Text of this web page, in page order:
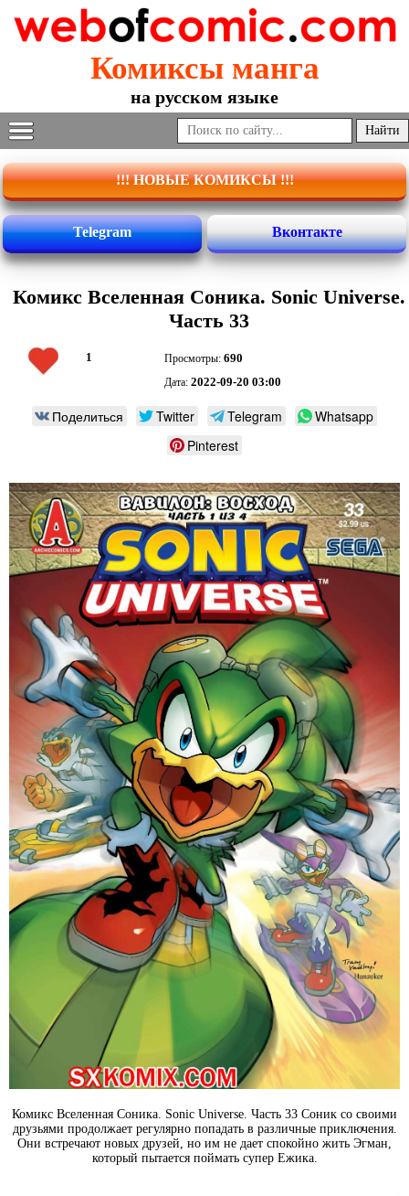
Комиксы манга
на русском языке
!!! НОВЫЕ КОМИКСЫ !!!
Telegram Вконтакте
Комикс Вселенная Соника. Sonic Universe.
Часть 33
1 Просмотры: 690
Дата: 2022-09-20 03:00
Поделиться Twitter Telegram
Whatsapp
Pinterest
Комикс Вселенная Соника. Sonic Universe. Часть 33 Соник со своими
друзьями продолжает регулярно попадать в различные приключения.
Они встречают новых друзей, но им не дает спокойно жить Эгман,
который пытается поймать супер Ежика.